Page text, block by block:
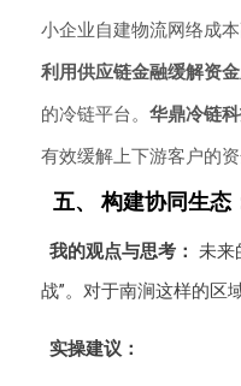
小企业自建物流网络成
利用供应链金融缓解资金
的冷链平台。 华鼎冷链
有效缓解上下游客户的
五、 构建协同生态
我的观点与思考： 未来
战”。对于南涧这样的区
实操建议：